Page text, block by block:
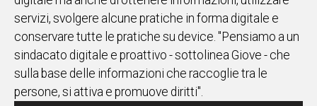
servizi, svolgere alcune pratiche in forma digitale e
conservare tutte le pratiche su device. "Pensiamo a un
sindacato digitale e proattivo - sottolinea Giove - che
sulla base delle informazioni che raccoglie tra le
persone, si attiva e promuove diritti".